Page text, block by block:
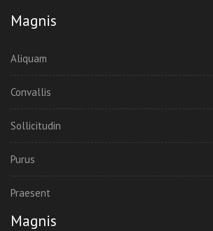
Magnis
Aliquam
Convallis
Sollicitudin
Purus
Praesent
Magnis